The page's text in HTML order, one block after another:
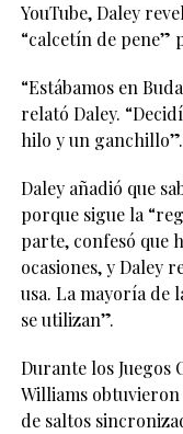
YouTube, Daley
“calcetín de pene”
“Estábamos en
relató Daley.
hilo y un ganchillo”.
Daley añadió que
porque sigue la
parte, confesó que
ocasiones, y Daley
usa. La mayoría de
se utilizan”.
Durante los Juegos
Williams
de saltos